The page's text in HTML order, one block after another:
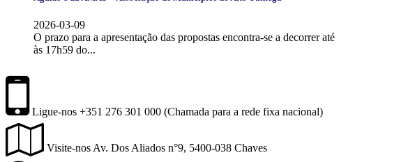
2026-03-09
O prazo para a apresentação das propostas encontra-se a decorrer até
às 17h59 do...
Ligue-nos +351 276 301 000 (Chamada para a rede fixa nacional)
Visite-nosAv. Dos Aliados n°9, 5400-038 Chaves